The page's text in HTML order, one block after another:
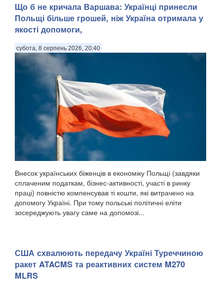
Що б не кричала Варшава: Українці принесли
Польщі більше грошей, ніж Україна отримала у
якості допомоги,
субота, 8 серпень 2026, 20:40
Внесок українських біженців в економіку Польщі (завдяки
сплаченим податкам, бізнес-активності, участі в ринку
праці) повністю компенсував ті кошти, які витрачено на
допомогу Україні. При тому польські політичні еліти
зосереджують увагу саме на допомозі...
США схвалюють передачу Україні Туреччиною
ракет ATACMS та реактивних систем M270
MLRS